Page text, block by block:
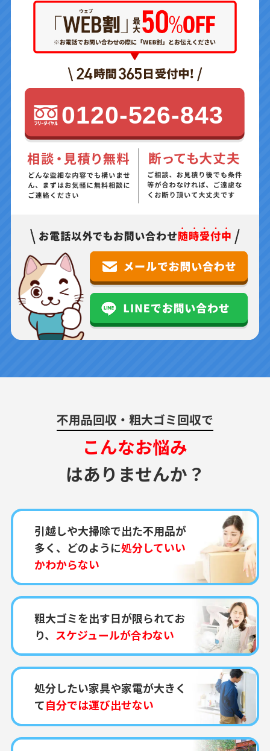
0120-526-843
不用品回収・粗大ゴミ回収で
こんなお悩み
はありませんか？
引越しや大掃除で出た不用品が
多く、どのように処分していい
かわからない
粗大ゴミを出す日が限られてお
り、 スケジュールが合わない
処分したい家具や家電が大きく
て自分では運び出せない